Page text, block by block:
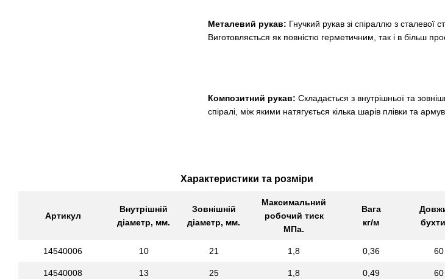
Металевий рукав: Гнучкий рукав зі спіраллю з сталевої
Виготовляється як повністю герметичним, так і в більш
Композитний рукав: Складається з внутрішньої та
спіралі, між якими натягується кілька шарів плівки та
Характеристики та розміри
Артикул
Внутрішній
діаметр, мм.
Зовнішній
діаметр, мм.
Максимальний
робочий тиск
МПа.
Вага
кг/м
14540006 10 21 1,8 0,36 60
14540008 13 25 1,8 0,49 60